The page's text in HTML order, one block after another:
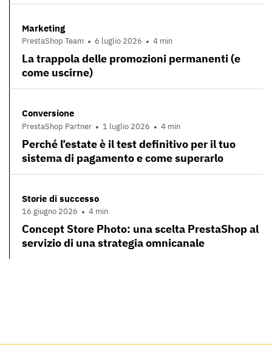
Marketing
PrestaShop Team 6 luglio 2026 4 min
La trappola delle promozioni permanenti (e
come uscirne)
Conversione
PrestaShop Partner 1 luglio 2026 4 min
Perché l’estate è il test definitivo per il tuo
sistema di pagamento e come superarlo
Storie di successo
16 giugno 2026 4 min
Concept Store Photo: una scelta PrestaShop al
servizio di una strategia omnicanale